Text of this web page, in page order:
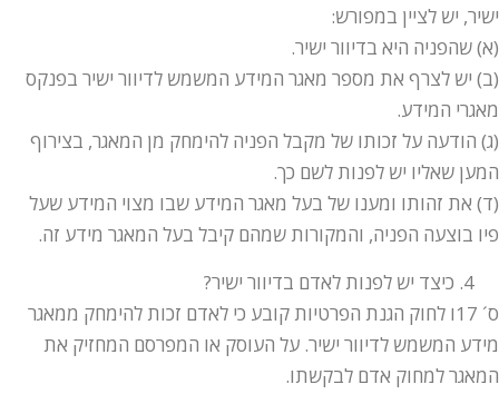
ישיר, יש לציין במפורש:
(א) שהפניה היא בדיוור ישיר.
(ב) יש לצרף את מספר מאגר המידע המשמש לדיוור ישיר בפנקס
מאגרי המידע.
(ג) הודעה על זכותו של מקבל הפניה להימחק מן המאגר, בצירוף
המען שאליו יש לפנות לשם כך.
(ד) את זהותו ומענו של בעל מאגר המידע שבו מצוי המידע שעל
פיו בוצעה הפניה, והמקורות שמהם קיבל בעל המאגר מידע זה.
כיצד יש לפנות לאדם בדיוור ישיר?
ס´ 17ו לחוק הגנת הפרטיות קובע כי לאדם זכות להימחק ממאגר
מידע המשמש לדיוור ישיר. על העוסק או המפרסם המחזיק את
המאגר למחוק אדם לבקשתו.